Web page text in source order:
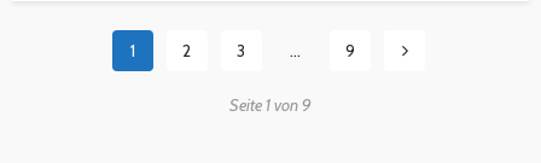
1 2 3 … 9
Seite 1 von 9